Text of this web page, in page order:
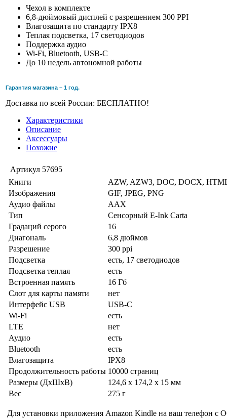
Чехол в комплекте
6,8-дюймовый дисплей с разрешением 300 PPI
Влагозащита по стандарту IPX8
Теплая подсветка, 17 светодиодов
Поддержка аудио
Wi-Fi, Bluetooth, USB-C
До 10 недель автономной работы
Гарантия магазина – 1 год.
Доставка по всей России: БЕСПЛАТНО!
Характеристики
Описание
Аксессуары
Похожие
Артикул 57695
Книги
AZW, AZW3, DOC, DOCX,
Изображения
GIF, JPEG, PNG
Аудио файлы
AAX
Тип
Сенсорный E-Ink Carta
Градаций серого
16
Диагональ
6,8 дюймов
Разрешение
300 ppi
Подсветка
есть, 17 светодиодов
Подсветка теплая
есть
Встроенная память
16 Гб
Слот для карты памяти
нет
Интерфейс USB
USB-C
Wi-Fi
есть
LTE
нет
Аудио
есть
Bluetooth
есть
Влагозащита
IPX8
Продолжительность работы 10000 страниц
Размеры (ДхШхВ)
124,6 x 174,2 x 15 мм
Вес
275 г
Для установки приложения Amazon Kindle на ваш телефон с